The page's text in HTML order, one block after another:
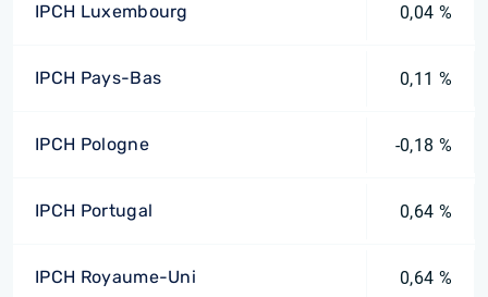
IPCH Luxembourg 0,04 %
IPCH Pays-Bas 0,11 %
IPCH Pologne -0,18 %
IPCH Portugal 0,64 %
IPCH Royaume-Uni 0,64 %